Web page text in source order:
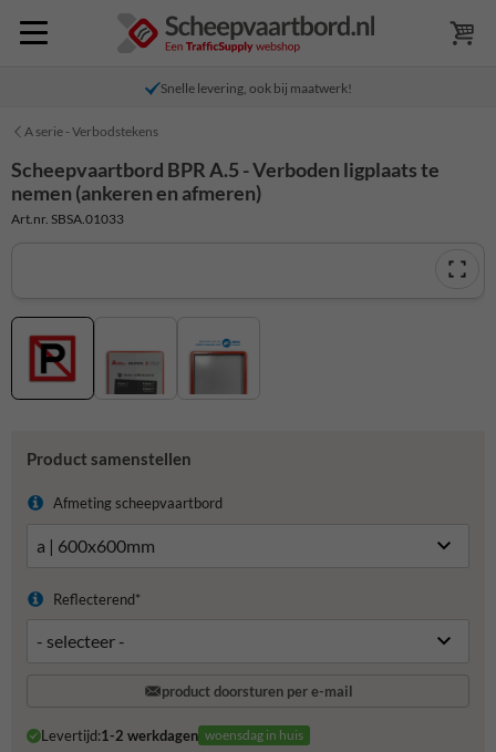
Snelle levering, ook bij maatwerk!
A serie - Verbodstekens
Scheepvaartbord BPR A.5 - Verboden ligplaats te
nemen (ankeren en afmeren)
Art.nr. SBSA.01033
Product samenstellen
Afmeting scheepvaartbord
Reflecterend*
product doorsturen per e-mail
Levertijd:1-2 werkdagen woensdag in huis